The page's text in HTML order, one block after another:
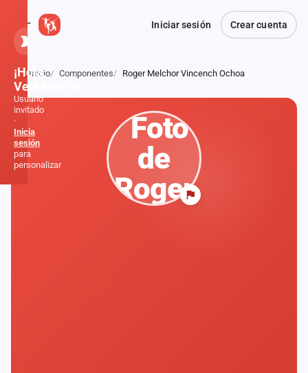
Iniciar sesión Crear cuenta
Atrás
Inicio Componentes Roger Melchor Vincench Ochoa
¡Hola,
Verbener@!
Usuario
invitado
·
Inicia
sesión
para
personalizar